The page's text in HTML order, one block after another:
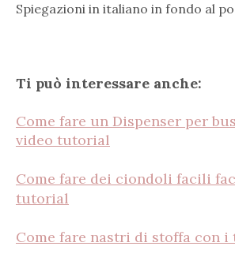
Spiegazioni in italiano in fondo al
Ti può interessare anche:
Come fare un Dispenser per
video tutorial
Come fare dei ciondoli facili
tutorial
Come fare nastri di stoffa con i